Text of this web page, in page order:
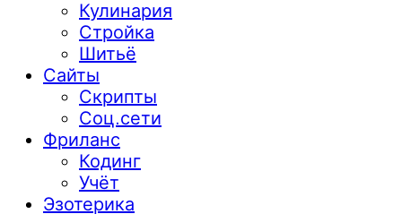
Кулинария
Стройка
Шитьё
Сайты
Скрипты
Соц.сети
Фриланс
Кодинг
Учёт
Эзотерика